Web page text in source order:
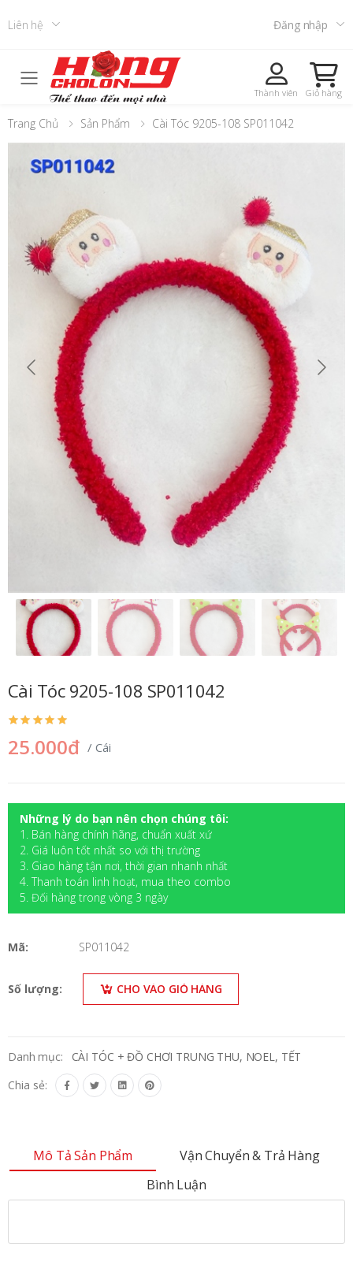
Liên hệ Đăng nhập
Toggle mobile menu Thành viên Giỏ hàng
Trang Chủ Sản Phẩm Cài Tóc 9205-108 SP011042
Cài Tóc 9205-108 SP011042
25.000đ / Cái
Những lý do bạn nên chọn chúng tôi:
1. Bán hàng chính hãng, chuẩn xuất xứ
2. Giá luôn tốt nhất so với thị trường
3. Giao hàng tận nơi, thời gian nhanh nhất
4. Thanh toán linh hoạt, mua theo combo
5. Đối hàng trong vòng 3 ngày
Mã: SP011042
Số lượng: CHO VÀO GIỎ HÀNG
Danh mục:
CÀI TÓC + ĐỒ CHƠI TRUNG THU, NOEL, TẾT
Chia sẻ:
Mô Tả Sản Phẩm
Vận Chuyển & Trả Hàng
Bình Luận